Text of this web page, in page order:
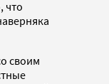
что
своим